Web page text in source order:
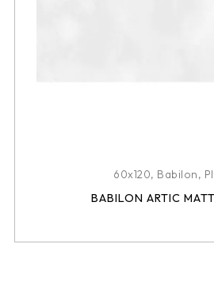
60x120, Babilon,
BABILON ARTIC